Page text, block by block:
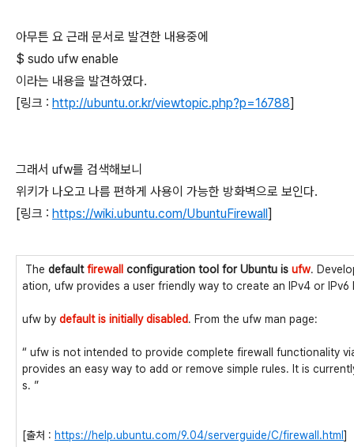
아무튼 요 근래 문서로 발견한 내용중에
$ sudo ufw enable
이라는 내용을 발견하였다.
[링크 : http://ubuntu.or.kr/viewtopic.php?p=16788]
그래서 ufw를 검색해보니
위키가 나오고 나름 편하게 사용이 가능한 방화벽으로 보인다.
[링크 : https://wiki.ubuntu.com/UbuntuFirewall]
The defaultfirewall configuration tool for Ubuntu is ufw.
ation, ufw provides a user friendly way to create an IPv4 or
ufw by default is initially disabled. From the ufw man page:
“ ufw is not intended to provide complete firewall functionality
provides an easy way to add or remove simple rules. It is
s. ”
[출처 : https://help.ubuntu.com/9.04/serverguide/C/firewall.html ]